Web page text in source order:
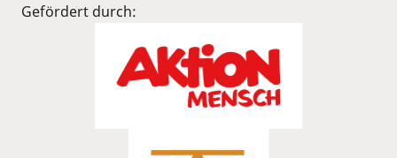
Gefördert durch: